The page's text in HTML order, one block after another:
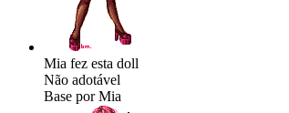
Mia fez esta doll
Não adotável
Base por Mia